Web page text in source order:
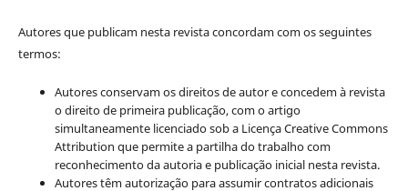
Autores que publicam nesta revista concordam com os seguintes
termos:
Autores conservam os direitos de autor e concedem à revista
o direito de primeira publicação, com o artigo
simultaneamente licenciado sob a Licença Creative Commons
Attribution que permite a partilha do trabalho com
reconhecimento da autoria e publicação inicial nesta revista.
Autores têm autorização para assumir contratos adicionais